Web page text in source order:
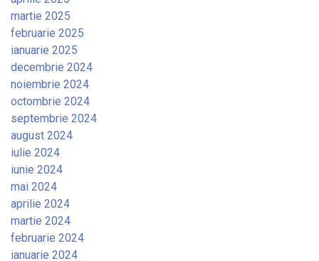
martie 2025
februarie 2025
ianuarie 2025
decembrie 2024
noiembrie 2024
octombrie 2024
septembrie 2024
august 2024
iulie 2024
iunie 2024
mai 2024
aprilie 2024
martie 2024
februarie 2024
ianuarie 2024